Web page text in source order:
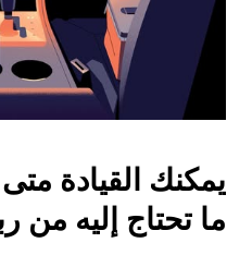
يمكنك القيادة
ما تحتاج إليه من